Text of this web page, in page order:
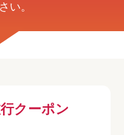
い。
クーポン